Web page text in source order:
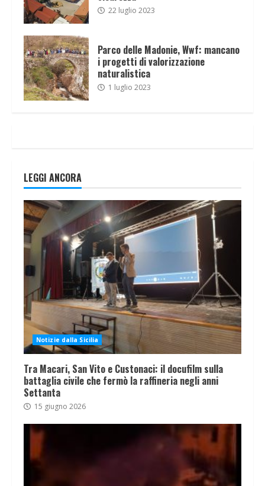
22 luglio 2023
Parco delle Madonie, Wwf: mancano
i progetti di valorizzazione
naturalistica
1 luglio 2023
LEGGI ANCORA
Notizie dalla Sicilia
Tra Macari, San Vito e Custonaci: il docufilm sulla
battaglia civile che fermò la raffineria negli anni
Settanta
15 giugno 2026